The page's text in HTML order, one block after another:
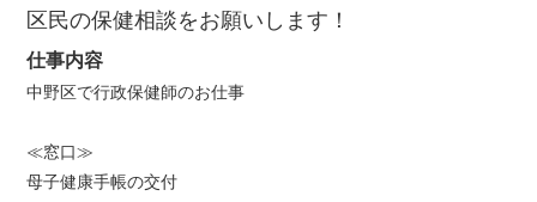
区民の保健相談をお願いします！
仕事内容
中野区で行政保健師のお仕事
≪窓口≫
母子健康手帳の交付